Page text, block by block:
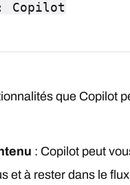
Copilot
que Copilot
: Copilot peut
et à rester dans le flux